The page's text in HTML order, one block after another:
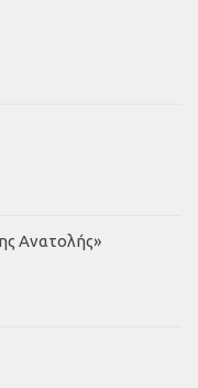
Ανατολής»